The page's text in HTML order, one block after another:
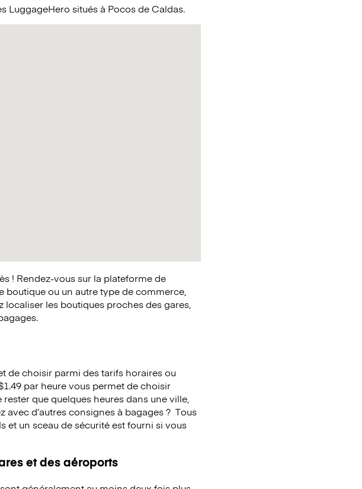
LuggageHero situés à Pocos de Caldas.
! Rendez-vous sur la plateforme de
ou un autre type de commerce,
localiser les boutiques proches des gares,
de choisir parmi des tarifs horaires ou
par heure vous permet de choisir
que quelques heures dans une ville,
d’autres consignes à bagages ? Tous
et un sceau de sécurité est fourni si vous
et des aéroports